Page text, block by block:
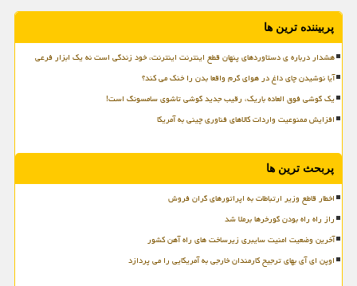
پربیننده ترین ها
هشدار درباره ی دستاوردهای پنهان قطع اینترنت اینترنت، خود زندگی است نه یک ابزار فرعی
آیا نوشیدن چای داغ در هوای گرم واقعا بدن را خنک می کند؟
یک گوشی فوق العاده باریک، رقیب جدید گوشی تاشوی سامسونگ است!
افزایش ممنوعیت واردات کالاهای فناوری چینی به آمریکا
پربحث ترین ها
اخطار قاطع وزیر ارتباطات به اپراتورهای گران فروش
راز راه راه بودن گورخرها برملا شد
آخرین وضعیت امنیت سایبری زیرساخت های راه آهن کشور
اوپن ای آی بهای ترجیح کارمندان خارجی به آمریکایی را می پردازد